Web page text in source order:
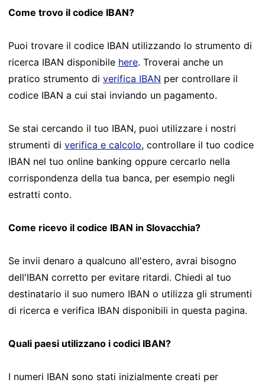
Come trovo il codice IBAN?
Puoi trovare il codice IBAN utilizzando lo strumento di
ricerca IBAN disponibile here. Troverai anche un
pratico strumento di verifica IBAN per controllare il
codice IBAN a cui stai inviando un pagamento.
Se stai cercando il tuo IBAN, puoi utilizzare i nostri
strumenti di verifica e calcolo, controllare il tuo codice
IBAN nel tuo online banking oppure cercarlo nella
corrispondenza della tua banca, per esempio negli
estratti conto.
Come ricevo il codice IBAN in Slovacchia?
Se invii denaro a qualcuno all'estero, avrai bisogno
dell'IBAN corretto per evitare ritardi. Chiedi al tuo
destinatario il suo numero IBAN o utilizza gli strumenti
di ricerca e verifica IBAN disponibili in questa pagina.
Quali paesi utilizzano i codici IBAN?
I numeri IBAN sono stati inizialmente creati per